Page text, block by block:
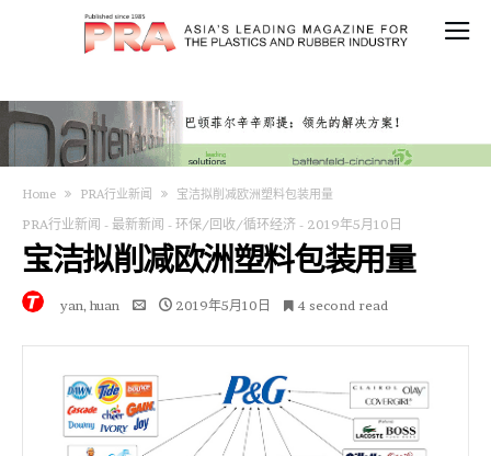
Home PRA行业新闻 宝洁拟削减欧洲塑料包装用量
PRA行业新闻 - 最新新闻 - 环保/回收/循环经济 - 2019年5月10日
宝洁拟削减欧洲塑料包装用量
yan, huan 2019年5月10日 4 second read